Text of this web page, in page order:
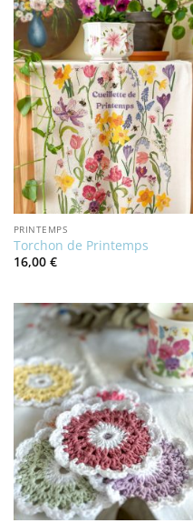
PRINTEMPS
Torchon de Printemps
16,00 €